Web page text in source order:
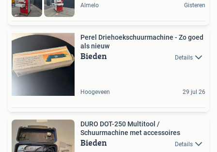
Almelo Gisteren
Perel Driehoekschuurmachine - Zo goed
als nieuw
Bieden Details
Hoogeveen 29 jul 26
DURO DOT-250 Multitool /
Schuurmachine met accessoires
Bieden Details